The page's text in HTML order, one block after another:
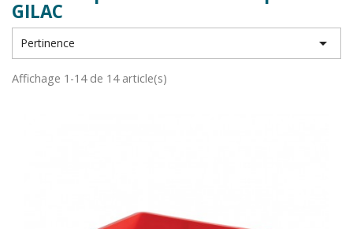
GILAC
Pertinence 
Affichage 1-14 de 14 article(s)